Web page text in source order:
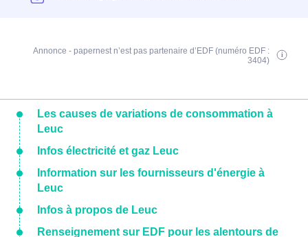
Annonce - papernest n’est pas partenaire d’EDF (numéro EDF :
3404)
Les causes de variations de consommation à
Leuc
Infos électricité et gaz Leuc
Information sur les fournisseurs d'énergie à
Leuc
Infos à propos de Leuc
Renseignement sur EDF pour les alentours de